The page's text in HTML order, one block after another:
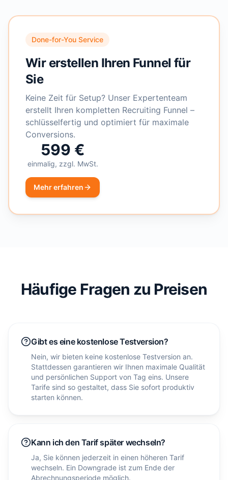
Done-for-You Service
Wir erstellen Ihren Funnel für
Sie
Keine Zeit für Setup? Unser Expertenteam
erstellt Ihren kompletten Recruiting Funnel –
schlüsselfertig und optimiert für maximale
Conversions.
599 €
einmalig, zzgl. MwSt.
Mehr erfahren
Häufige Fragen zu Preisen
Gibt es eine kostenlose Testversion?
Nein, wir bieten keine kostenlose Testversion an.
Stattdessen garantieren wir Ihnen maximale Qualität
und persönlichen Support von Tag eins. Unsere
Tarife sind so gestaltet, dass Sie sofort produktiv
starten können.
Kann ich den Tarif später wechseln?
Ja, Sie können jederzeit in einen höheren Tarif
wechseln. Ein Downgrade ist zum Ende der
Abrechnungsperiode möglich.